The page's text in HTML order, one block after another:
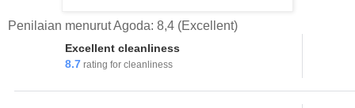
Penilaian menurut Agoda: 8,4 (Excellent)
Excellent cleanliness
8.7 rating for cleanliness